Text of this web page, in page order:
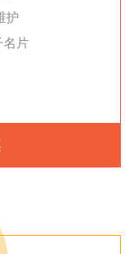
护
名片